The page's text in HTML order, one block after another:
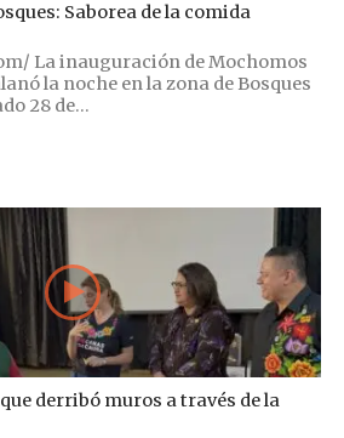
Saborea de la comida
La inauguración de Mochomos
la noche en la zona de Bosques
28 de...
derribó muros a través de la